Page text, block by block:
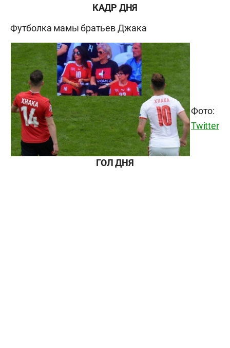
КАДР ДНЯ
Футболка мамы братьев Джака
Фото:
Twitter
ГОЛ ДНЯ